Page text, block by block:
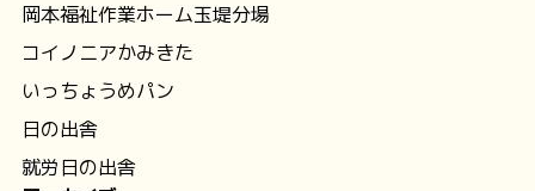
岡本福祉作業ホーム玉堤分場
コイノニアかみきた
いっちょうめパン
日の出舎
就労日の出舎